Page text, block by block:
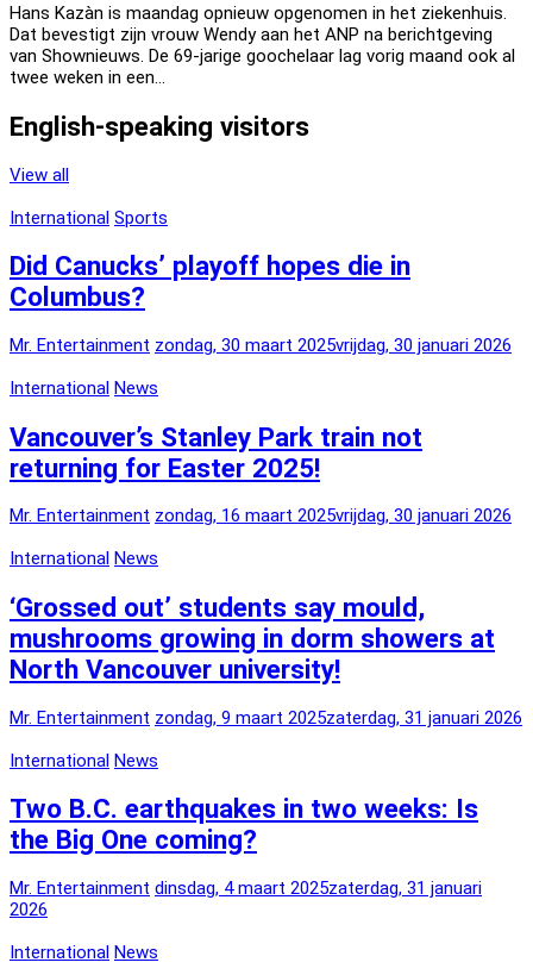
Hans Kazàn is maandag opnieuw opgenomen in het ziekenhuis.
Dat bevestigt zijn vrouw Wendy aan het ANP na berichtgeving
van Shownieuws. De 69-jarige goochelaar lag vorig maand ook al
twee weken in een…
English-speaking visitors
View all
International Sports
Did Canucks’ playoff hopes die in
Columbus?
Mr. Entertainment zondag, 30 maart 2025vrijdag, 30 januari 2026
International News
Vancouver’s Stanley Park train not
returning for Easter 2025!
Mr. Entertainment zondag, 16 maart 2025vrijdag, 30 januari 2026
International News
‘Grossed out’ students say mould,
mushrooms growing in dorm showers at
North Vancouver university!
Mr. Entertainment zondag, 9 maart 2025zaterdag, 31 januari 2026
International News
Two B.C. earthquakes in two weeks: Is
the Big One coming?
Mr. Entertainment dinsdag, 4 maart 2025zaterdag, 31 januari
2026
International News